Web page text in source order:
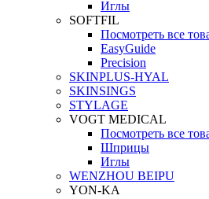
Иглы
SOFTFIL
Посмотреть все
EasyGuide
Precision
SKINPLUS-HYAL
SKINSINGS
STYLAGE
VOGT MEDICAL
Посмотреть все
Шприцы
Иглы
WENZHOU BEIPU
YON-KA